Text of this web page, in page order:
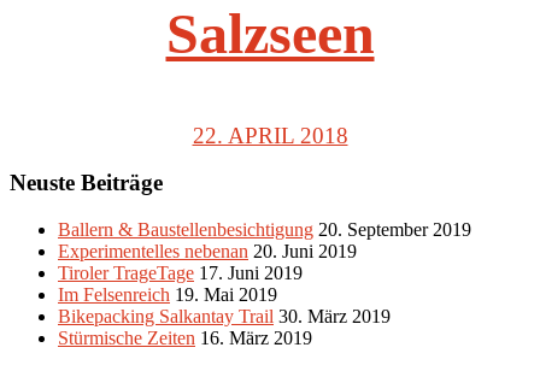
Salzseen
22. APRIL 2018
Neuste Beiträge
Ballern & Baustellenbesichtigung 20. September 2019
Experimentelles nebenan 20. Juni 2019
Tiroler TrageTage 17. Juni 2019
Im Felsenreich 19. Mai 2019
Bikepacking Salkantay Trail 30. März 2019
Stürmische Zeiten 16. März 2019